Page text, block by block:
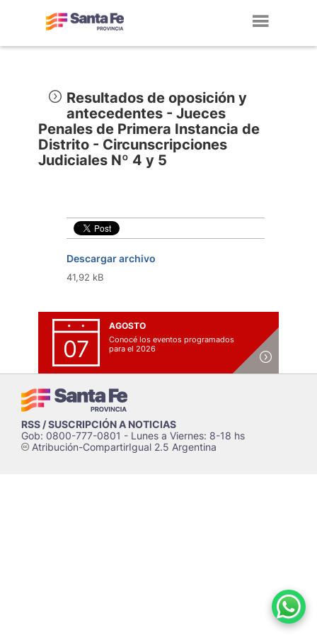
Resultados de oposición y
antecedentes - Jueces
Penales de Primera Instancia de
Distrito - Circunscripciones
Judiciales Nº 4 y 5
Descargar archivo
41,92 kB
07
AGOSTO
Conocé los eventos programados
para el 2026
RSS / SUSCRIPCIÓN A NOTICIAS
Gob: 0800-777-0801 - Lunes a Viernes: 8-18 hs
cAtribución-CompartirIgual 2.5 Argentina